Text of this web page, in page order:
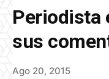
Periodista
sus
Ago 20, 2015